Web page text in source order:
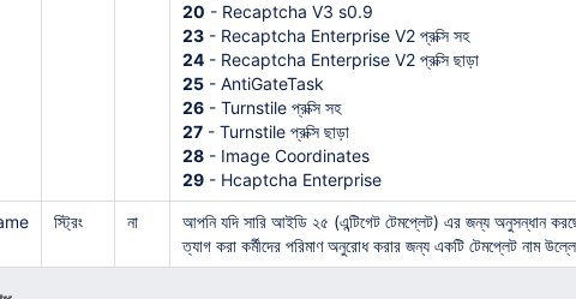
20 - Recaptcha V3 s0.9
23 - Recaptcha Enterprise V2 প্রক্সি সহ
24 - Recaptcha Enterprise V2 প্রক্সি ছাড়া
25 - AntiGateTask
26 - Turnstile প্রক্সি সহ
27 - Turnstile প্রক্সি ছাড়া
28 - Image Coordinates
29 - Hcaptcha Enterprise
স্ট্রিং না
আপনি যদি সারি আইডি ২৫ (এন্টিগেট টেমপ্লেট) এর জন্য অনুসন্ধান
ত্যাগ করা কর্মীদের পরিমাণ অনুরোধ করার জন্য একটি টেমপ্লেট নাম